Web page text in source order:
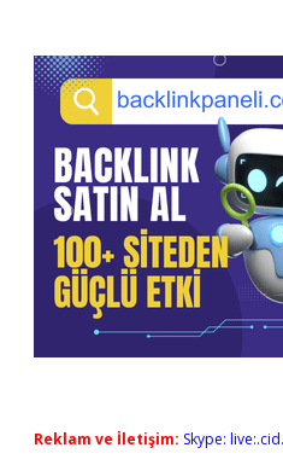
Reklam ve İletişim: Skype: